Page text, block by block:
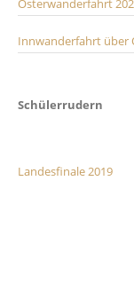
Osterwanderfahrt
Innwanderfahrt über
Schülerrudern
Landesfinale 2019